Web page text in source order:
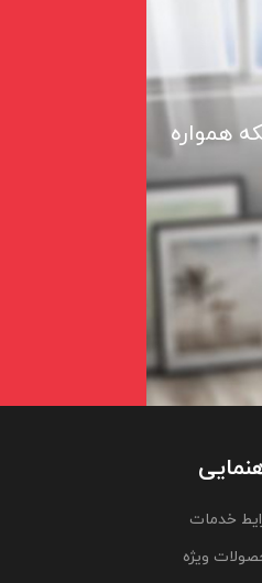
همواره
خدمات
ویژه